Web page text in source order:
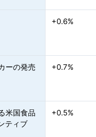
+0.6%
ーの発売 +0.7%
米国食品
ティブ
+0.5%